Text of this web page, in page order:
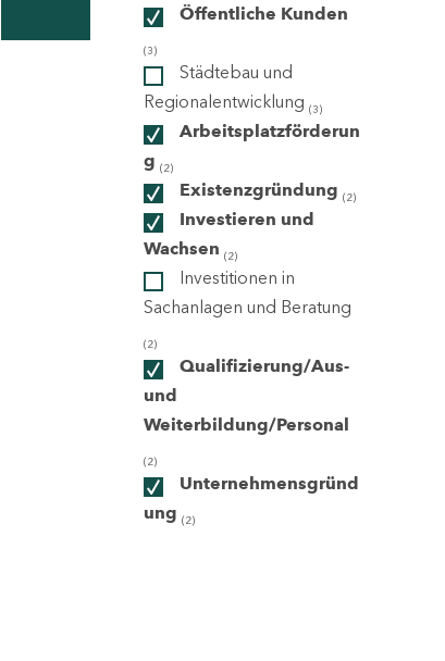
Öffentliche Kunden
(3)
Städtebau und
Regionalentwicklung (3)
Arbeitsplatzförderun
g (2)
Existenzgründung (2)
Investieren und
Wachsen (2)
Investitionen in
Sachanlagen und Beratung
(2)
Qualifizierung/Aus-
und
Weiterbildung/Personal
(2)
Unternehmensgründ
ung (2)